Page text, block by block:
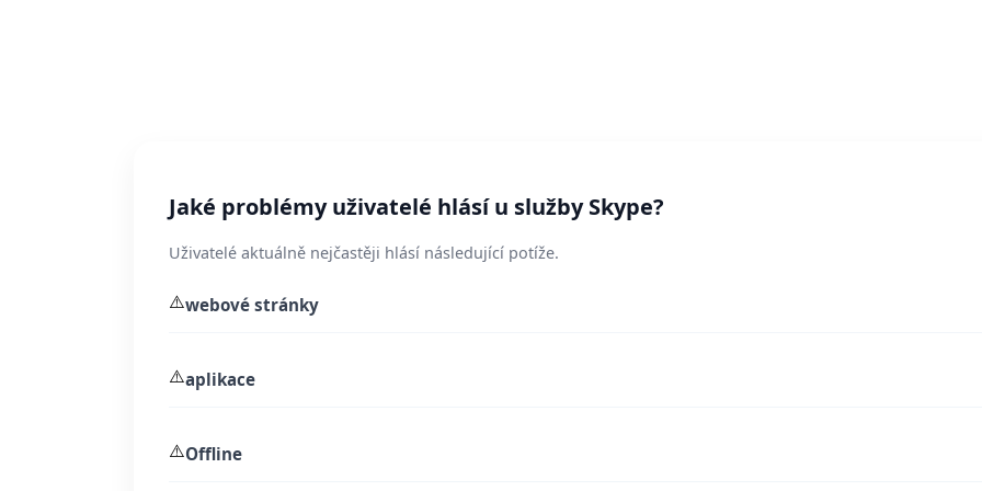
Jaké problémy uživatelé hlásí u služby Skype?
Uživatelé aktuálně nejčastěji hlásí následující potíže.
⚠️webové stránky
⚠️aplikace
⚠️Offline